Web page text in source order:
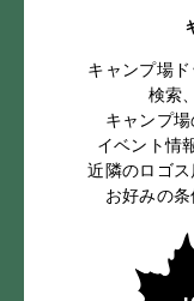
キャンプ場
検索
キャンプ
イベント情
近隣のロゴス
お好みの